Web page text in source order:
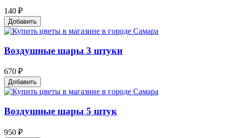
140 ₽
Добавить
Воздушные шары 3 штуки
670 ₽
Добавить
Воздушные шары 5 штук
950 ₽